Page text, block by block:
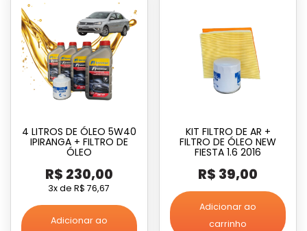
4 LITROS DE ÓLEO 5W40
IPIRANGA + FILTRO DE
ÓLEO
R$ 230,00
3x deR$ 76,67
Adicionar ao
KIT FILTRO DE AR +
FILTRO DE ÓLEO NEW
FIESTA 1.6 2016
R$ 39,00
Adicionar ao
carrinho